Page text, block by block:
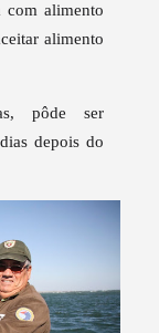
com alimento
alimento
pôde ser
depois do